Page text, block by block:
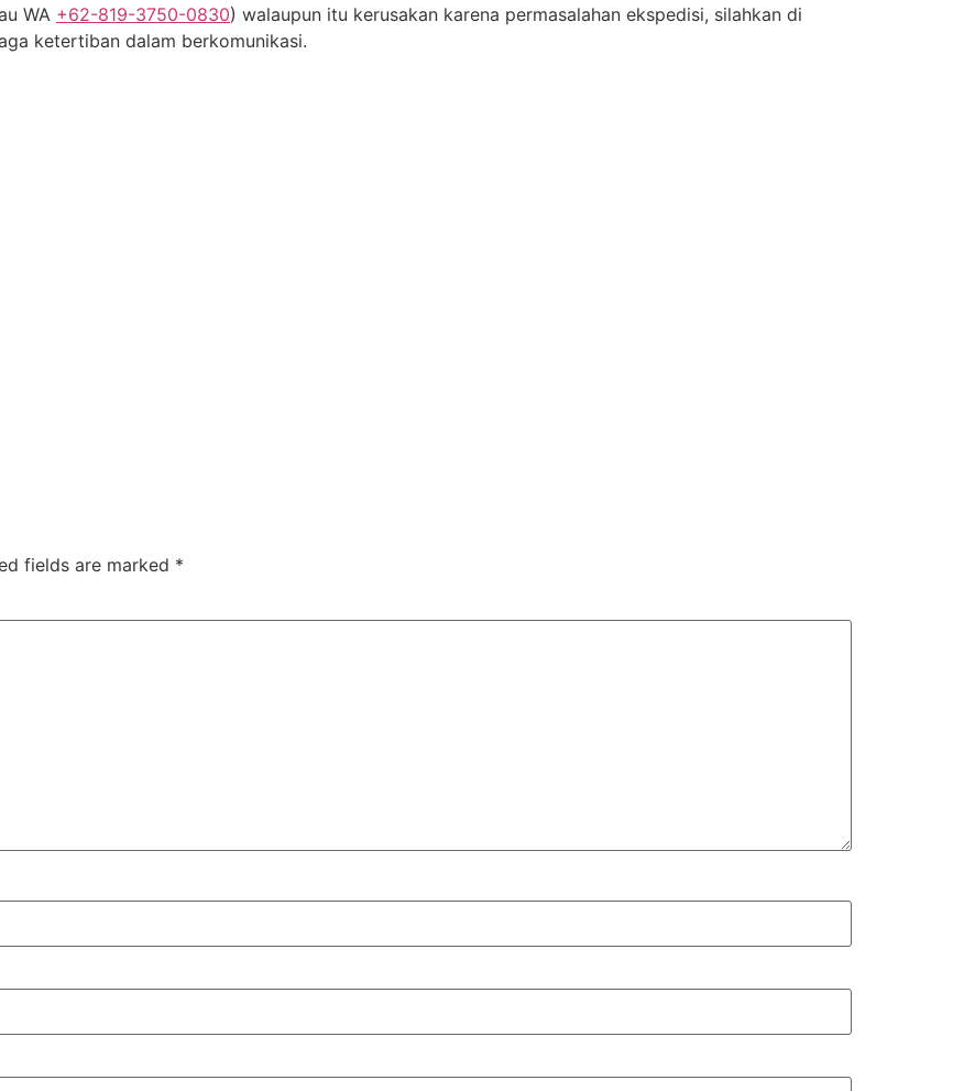
WA +62-819-3750-0830) walaupun itu kerusakan karena permasalahan ekspedisi, silahkan di
ketertiban dalam berkomunikasi.
fields are marked *